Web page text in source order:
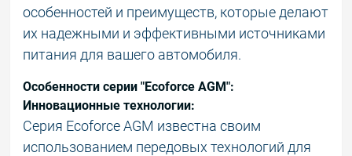
особенностей и преимуществ, которые делают
их надежными и эффективными источниками
питания для вашего автомобиля.
Особенности серии "Ecoforce AGM":
Инновационные технологии:
Серия Ecoforce AGM известна своим
использованием передовых технологий для